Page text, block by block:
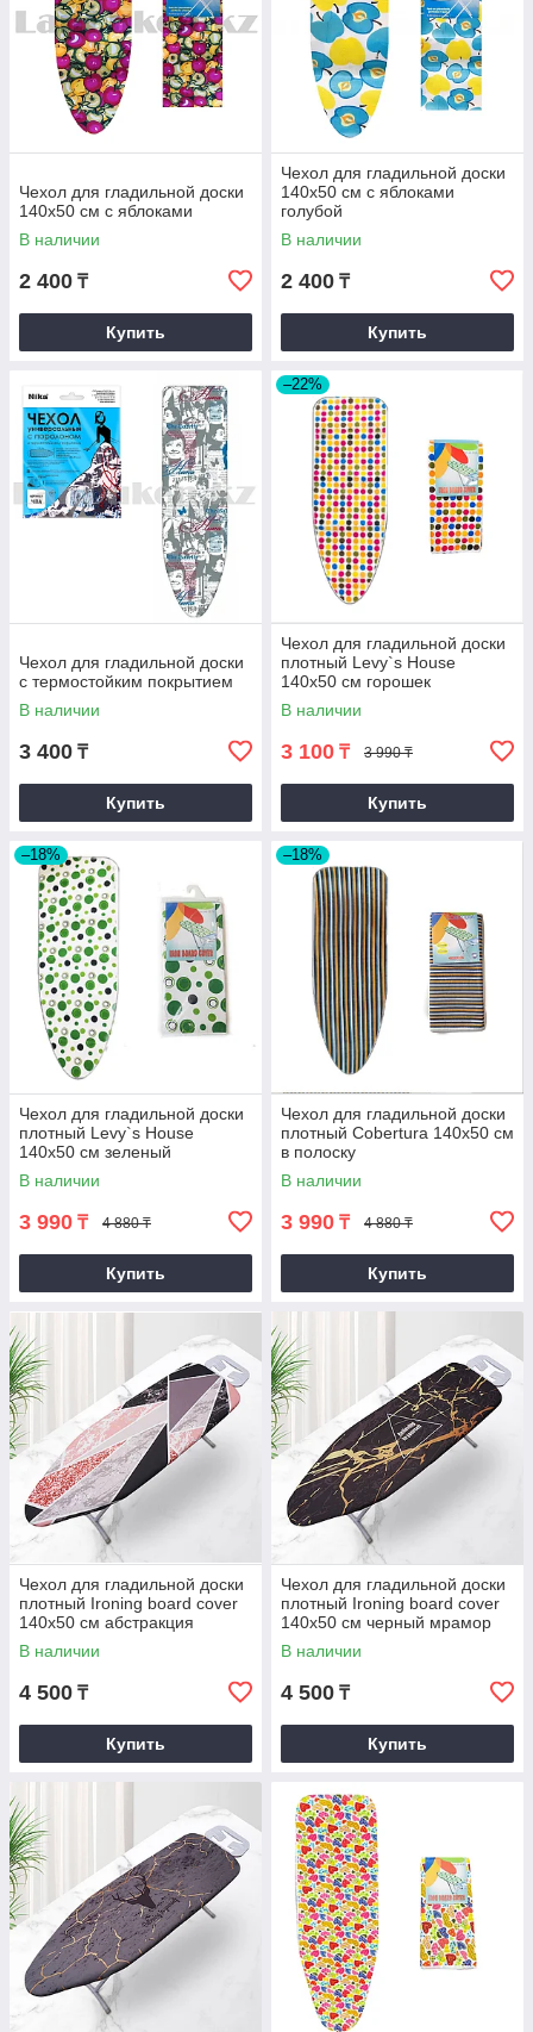
Чехол для гладильной доски
140х50 см с яблоками
В наличии
2 400 ₸
Купить
Чехол для гладильной доски
140х50 см с яблоками
голубой
В наличии
2 400 ₸
Купить
Чехол для гладильной доски
с термостойким покрытием
В наличии
3 400 ₸
Купить
–22%
Чехол для гладильной доски
плотный Levy`s House
140х50 см горошек
В наличии
3 100 ₸ 3 990 ₸
Купить
–18%
Чехол для гладильной доски
плотный Levy`s House
140х50 см зеленый
В наличии
3 990 ₸ 4 880 ₸
Купить
–18%
Чехол для гладильной доски
плотный Cobertura 140х50 см
в полоску
В наличии
3 990 ₸ 4 880 ₸
Купить
Чехол для гладильной доски
плотный Ironing board cover
140х50 см абстракция
В наличии
4 500 ₸
Купить
Чехол для гладильной доски
плотный Ironing board cover
140х50 см черный мрамор
В наличии
4 500 ₸
Купить